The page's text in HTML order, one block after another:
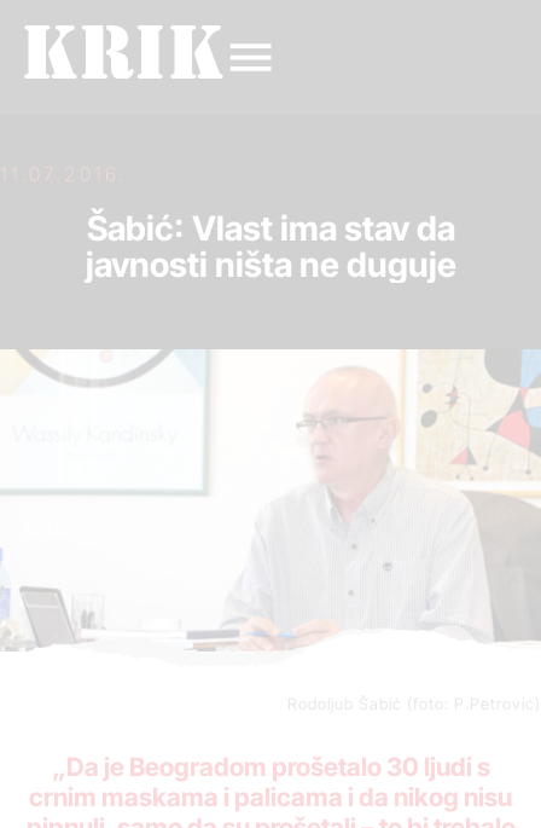
11.07.2016.
Šabić: Vlast ima stav da
javnosti ništa ne duguje
Rodoljub Šabić (foto: P.Petrović)
„Da je Beogradom prošetalo 30 ljudi s
crnim maskama i palicama i da nikog nisu